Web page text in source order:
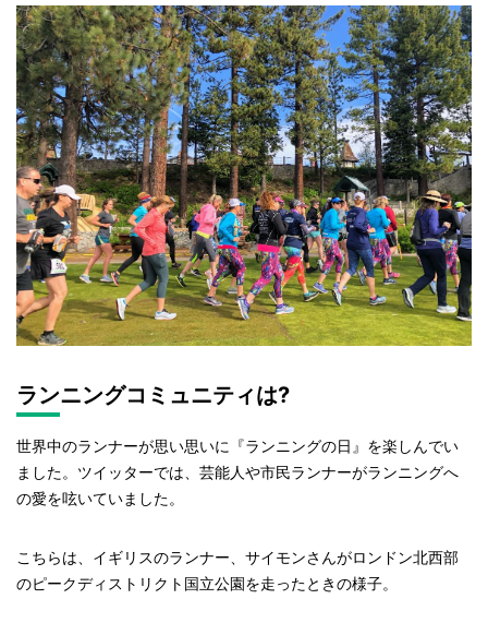
ランニングコミュニティは?
世界中のランナーが思い思いに『ランニングの日』を楽しんでい
ました。ツイッターでは、芸能人や市民ランナーがランニングへ
の愛を呟いていました。
こちらは、イギリスのランナー、サイモンさんがロンドン北西部
のピークディストリクト国立公園を走ったときの様子。